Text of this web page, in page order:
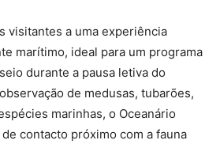
visitantes a uma experiência
marítimo, ideal para um programa
durante a pausa letiva do
de medusas, tubarões,
marinhas, o Oceanário
contacto próximo com a fauna